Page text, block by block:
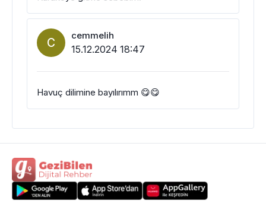
C cemmelih
15.12.2024 18:47
Havuç dilimine bayılırımm 😋😋